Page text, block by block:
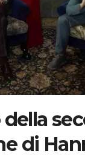
della
di